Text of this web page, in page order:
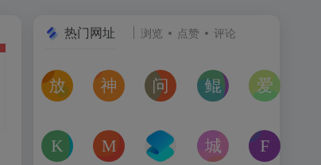
热门网址 浏览 点赞 评论
放屁音乐网
在线免费下载全网MP3付费歌曲
神仙代售
神仙代售，专注于游戏账号交易平台多年
问卷星
免费使用问卷星创建问卷调查
鲲Galgame论坛
一个专注于二次元
kagurafan
游戏补丁分享网站
MCBBS
MCBBS我的世界中文论坛官网入口
转换云
转换云（
城市交通健康榜
高德地图中国主要